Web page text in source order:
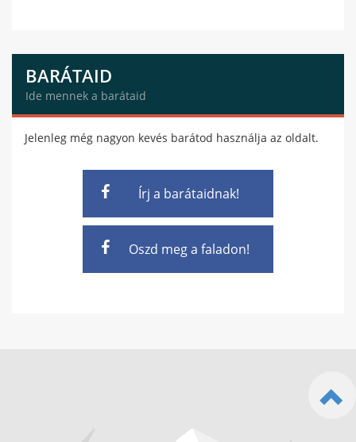
BARÁTAID
Ide mennek a barátaid
Jelenleg még nagyon kevés barátod használja az oldalt.
Írj a barátaidnak!
Oszd meg a faladon!